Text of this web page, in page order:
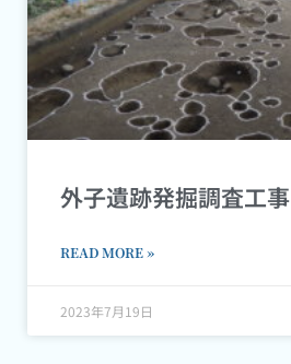
外子遺跡発掘調査工事
READ MORE »
2023年7月19日